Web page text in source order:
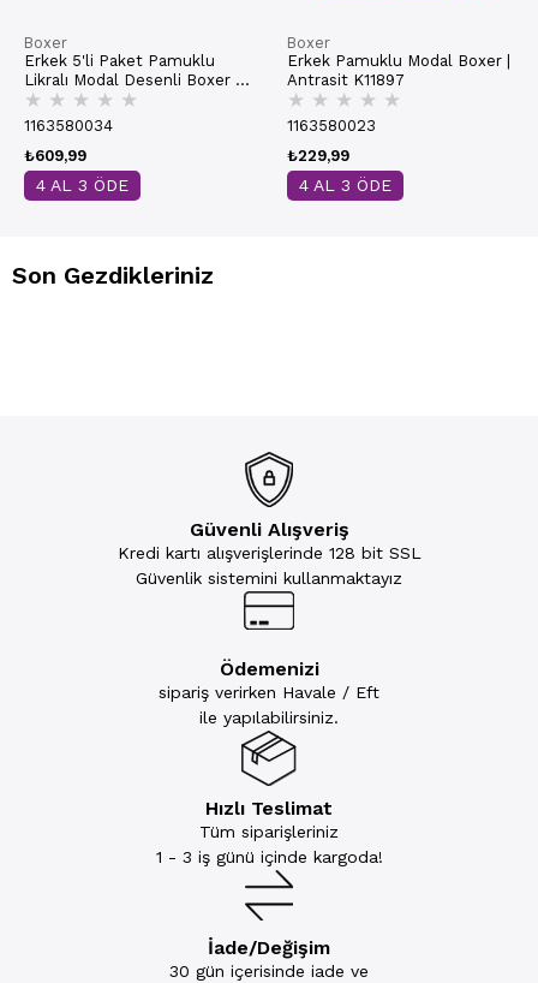
Boxer
Erkek 5'li Paket Pamuklu
Likralı Modal Desenli Boxer |
11113
★ ★ ★ ★ ★
1163580034
₺609,99
4 AL 3 ÖDE
Boxer
Erkek Pamuklu Modal Boxer |
Antrasit K11897
★ ★ ★ ★ ★
1163580023
₺229,99
4 AL 3 ÖDE
Son Gezdikleriniz
Güvenli Alışveriş
Kredi kartı alışverişlerinde 128 bit SSL
Güvenlik sistemini kullanmaktayız
Ödemenizi
sipariş verirken Havale / Eft
ile yapılabilirsiniz.
Hızlı Teslimat
Tüm siparişleriniz
1 - 3 iş günü içinde kargoda!
İade/Değişim
30 gün içerisinde iade ve